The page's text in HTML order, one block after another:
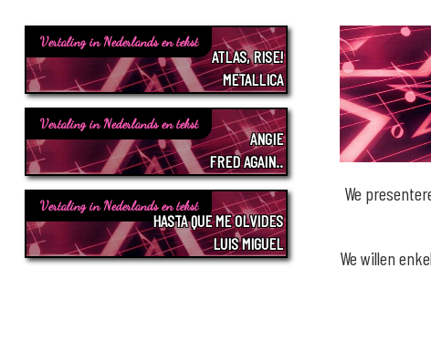
We
We willen
Vertaling in Nederlands en tekst
ATLAS, RISE!
METALLICA
Vertaling in Nederlands en tekst
ANGIE
FRED AGAIN..
Vertaling in Nederlands en tekst
HASTA QUE ME OLVIDES
LUIS MIGUEL